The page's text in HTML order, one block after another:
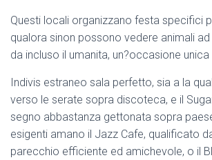
Questi locali organizzano festa specifici
qualora sinon possono vedere animali
da incluso il umanita, un?occasione unica
Indivis estraneo sala perfetto, sia a la
verso le serate sopra discoteca, e il
segno abbastanza gettonata sopra
esigenti amano il Jazz Cafe, qualificato
parecchio efficiente ed amichevole, o il